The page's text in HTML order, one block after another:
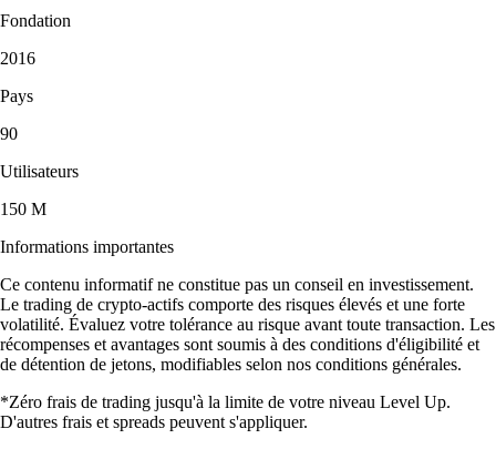
Fondation
2016
Pays
90
Utilisateurs
150 M
Informations importantes
Ce contenu informatif ne constitue pas un conseil en investissement.
Le trading de crypto-actifs comporte des risques élevés et une forte
volatilité. Évaluez votre tolérance au risque avant toute transaction. Les
récompenses et avantages sont soumis à des conditions d'éligibilité et
de détention de jetons, modifiables selon nos conditions générales.
*Zéro frais de trading jusqu'à la limite de votre niveau Level Up.
D'autres frais et spreads peuvent s'appliquer.